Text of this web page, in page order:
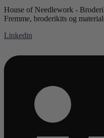
House of Needlework -
Fremme, broderikits og
Linkedin